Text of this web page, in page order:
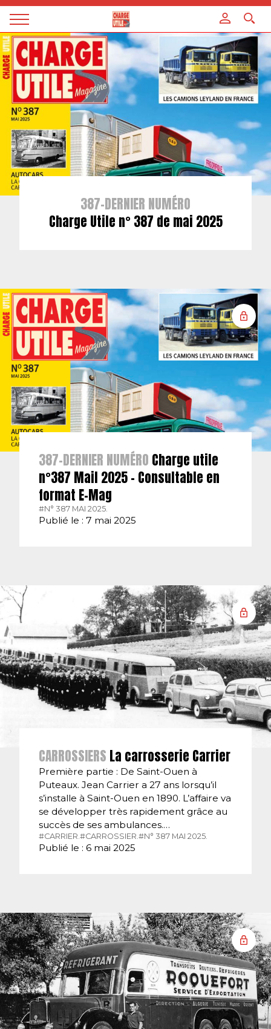
Magazine
Charge
utile
387-DERNIER NUMÉRO
Charge Utile n° 387 de mai 2025
387-DERNIER NUMÉRO Charge utile
n°387 Mail 2025 – Consultable en
format E-Mag
#N° 387 MAI 2025.
Publié le : 7 mai 2025
CARROSSIERS La carrosserie Carrier
Première partie : De Saint-Ouen à
Puteaux. Jean Carrier a 27 ans lorsqu’il
s’installe à Saint-Ouen en 1890. L’affaire va
se développer très rapidement grâce au
succès de ses ambulances.…
#CARRIER.#CARROSSIER.#N° 387 MAI 2025.
Publié le : 6 mai 2025
Panneau de gestion des cookies